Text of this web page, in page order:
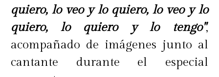
quiero, lo veo y lo quiero, lo veo y lo
quiero, lo quiero y lo tengo",
acompañado de imágenes junto al
cantante durante el especial